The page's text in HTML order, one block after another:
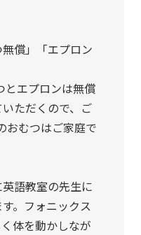
償」「エプロン
エプロンは無償
ただくので、ご
おむつはご家庭で
語教室の先生に
。フォニックス
体を動かしなが